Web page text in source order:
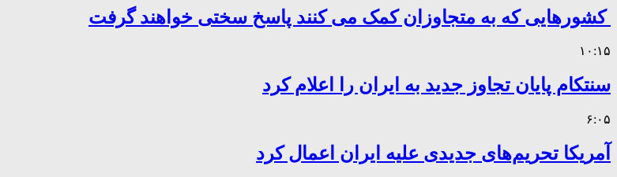
کشورهایی که به متجاوزان کمک می کنند پاسخ سختی خواهند گرفت
۱۰:۱۵
سنتکام پایان تجاوز جدید به ایران را اعلام کرد
۶:۰۵
آمریکا تحریم‌های جدیدی علیه ایران اعمال کرد